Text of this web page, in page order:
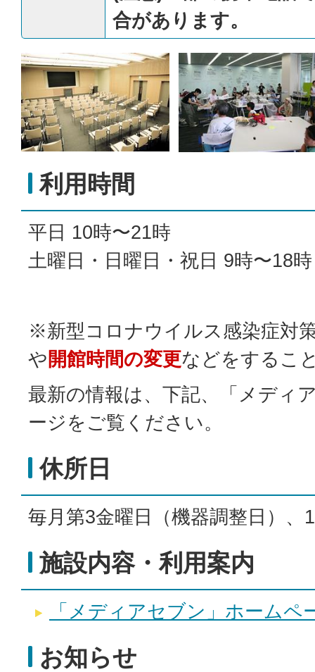
合があります。
利用時間
平日 10時〜21時
土曜日・日曜日・祝日 9時〜18時
※新型コロナウイルス感染症対
や開館時間の変更などをするこ
最新の情報は、下記、「メディ
ージをご覧ください。
休所日
毎月第3金曜日（機器調整日）、
施設内容・利用案内
「メディアセブン」ホームペ
お知らせ